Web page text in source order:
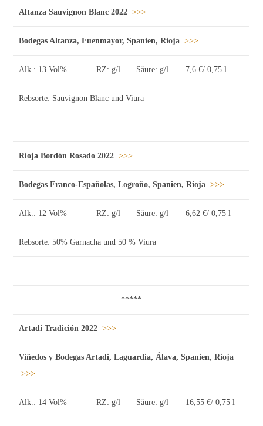
Altanza Sauvignon Blanc 2022 >>>
Bodegas Altanza, Fuenmayor, Spanien, Rioja >>>
Alk.: 13 Vol% RZ: g/l Säure: g/l 7,6 €/ 0,75 l
Rebsorte: Sauvignon Blanc und Viura
Rioja Bordón Rosado 2022 >>>
Bodegas Franco-Españolas, Logroño, Spanien, Rioja >>>
Alk.: 12 Vol% RZ: g/l Säure: g/l 6,62 €/ 0,75 l
Rebsorte: 50% Garnacha und 50 % Viura
*****
Artadi Tradición 2022 >>>
Viñedos y Bodegas Artadi, Laguardia, Álava, Spanien, Rioja
>>>
Alk.: 14 Vol% RZ: g/l Säure: g/l 16,55 €/ 0,75 l